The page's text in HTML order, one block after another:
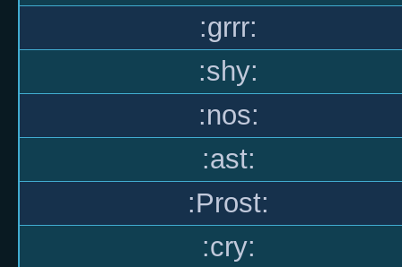
:grrr:
:shy:
:nos:
:ast:
:Prost:
:cry: